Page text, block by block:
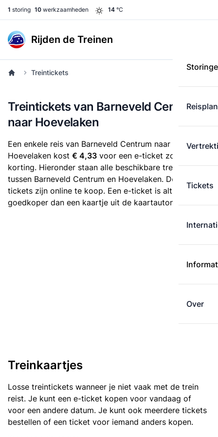
1 storing 10 werkzaamheden 14 °C
Rijden de Treinen
Tickets
Over
Treintickets
Treintickets van Barneveld Centrum
naar Hoevelaken
Een enkele reis van Barneveld Centrum naar
Hoevelaken kost € 4,33 voor een e-ticket zonder
korting. Hieronder staan alle beschikbare treintickets
tussen Barneveld Centrum en Hoevelaken. Deze
tickets zijn online te koop. Een e-ticket is altijd
goedkoper dan een kaartje uit de kaartautomaat.
Treinkaartjes
Losse treintickets wanneer je niet vaak met de trein
reist. Je kunt een e-ticket kopen voor vandaag of
voor een andere datum. Je kunt ook meerdere tickets
bestellen of een ticket voor iemand anders kopen.